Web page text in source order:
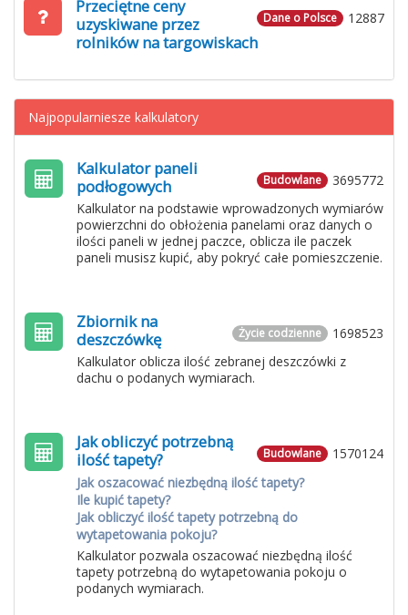
12887
Dane o Polsce
Przeciętne ceny
uzyskiwane przez
rolników na targowiskach
Najpopularniesze kalkulatory
3695772
Budowlane
Kalkulator paneli
podłogowych
Kalkulator na podstawie wprowadzonych wymiarów
powierzchni do obłożenia panelami oraz danych o
ilości paneli w jednej paczce, oblicza ile paczek
paneli musisz kupić, aby pokryć całe pomieszczenie.
1698523
Życie codzienne
Zbiornik na
deszczówkę
Kalkulator oblicza ilość zebranej deszczówki z
dachu o podanych wymiarach.
1570124
Budowlane
Jak obliczyć potrzebną
ilość tapety?
Jak oszacować niezbędną ilość tapety?
Ile kupić tapety?
Jak obliczyć ilość tapety potrzebną do
wytapetowania pokoju?
Kalkulator pozwala oszacować niezbędną ilość
tapety potrzebną do wytapetowania pokoju o
podanych wymiarach.